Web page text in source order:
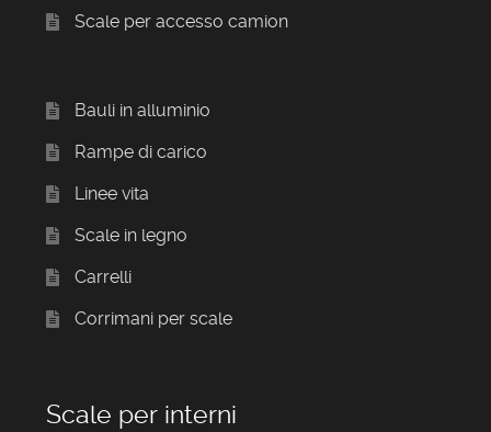
Scale per accesso camion
Bauli in alluminio
Rampe di carico
Linee vita
Scale in legno
Carrelli
Corrimani per scale
Scale per interni